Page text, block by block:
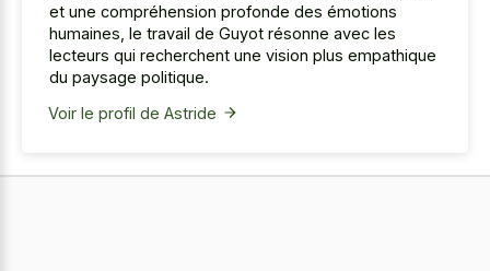
et une compréhension profonde des émotions
humaines, le travail de Guyot résonne avec les
lecteurs qui recherchent une vision plus empathique
du paysage politique.
Voir le profil de Astride